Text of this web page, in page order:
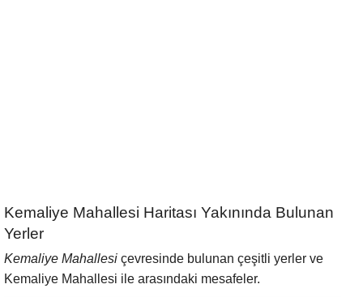
Kemaliye Mahallesi Haritası Yakınında Bulunan
Yerler
Kemaliye Mahallesi çevresinde bulunan çeşitli yerler ve
Kemaliye Mahallesi ile arasındaki mesafeler.